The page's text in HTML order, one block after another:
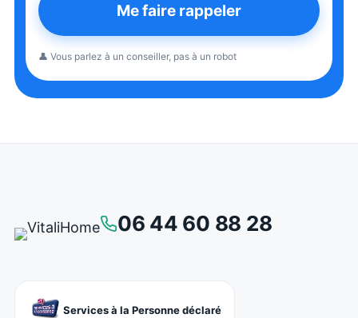
Me faire rappeler
👤 Vous parlez à un conseiller, pas à un robot
06 44 60 88 28
Services à la Personne déclaré